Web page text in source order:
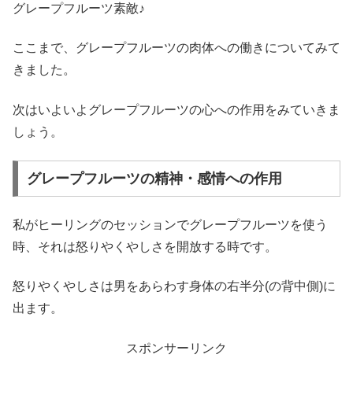
グレープフルーツ素敵♪
ここまで、グレープフルーツの肉体への働きについてみて
きました。
次はいよいよグレープフルーツの心への作用をみていきま
しょう。
グレープフルーツの精神・感情への作用
私がヒーリングのセッションでグレープフルーツを使う
時、それは怒りやくやしさを開放する時です。
怒りやくやしさは男をあらわす身体の右半分(の背中側)に
出ます。
スポンサーリンク